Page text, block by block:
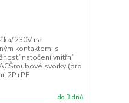
230V na
kontaktem, s
natočení vnitřní
svorky (pro
2P+PE
do 3 dnů